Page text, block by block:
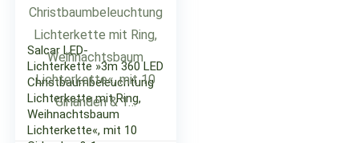
Salcar LED-
Lichterkette »3m 360 LED
Christbaumbeleuchtung
Lichterkette mit Ring,
Weihnachtsbaum
Lichterkette«, mit 10